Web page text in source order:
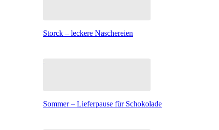
Storck – leckere Naschereien
Sommer – Lieferpause für Schokolade